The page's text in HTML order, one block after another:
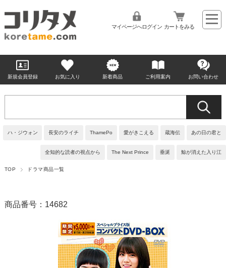
マイページへログイン カートをみる
新規会員登録 お気に入り 新着商品 ご利用案内 お問い合わせ
ハ・ジウォン 長安のライチ ThamePo 愛がきこえる 蔵海伝 あの日の君と
全知的な読者の視点から The Next Prince 垂涎 鯨が消えた入り江
TOP ドラマ商品一覧
商品番号：14682